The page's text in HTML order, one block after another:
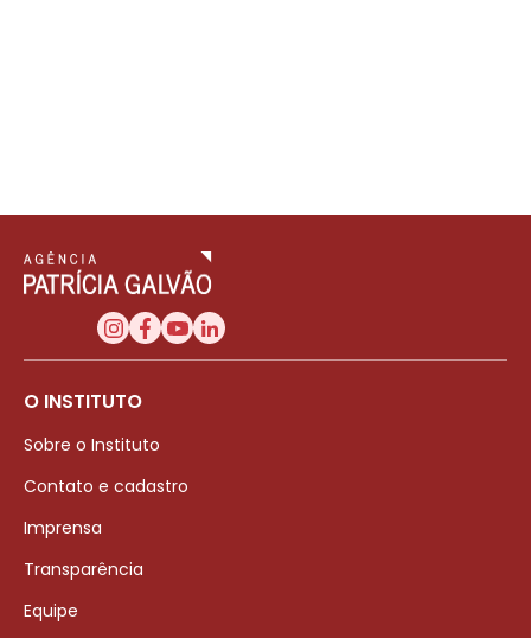
O INSTITUTO
Sobre o Instituto
Contato e cadastro
Imprensa
Transparência
Equipe